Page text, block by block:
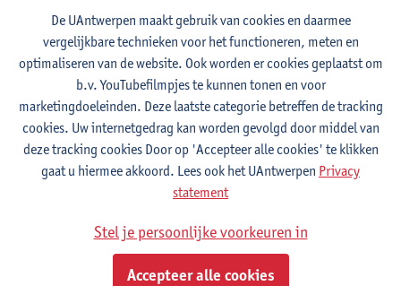
2E SEM
studiepunten
Lesgever(s):
Katrien Maldoy Konrad Rudnicki
Journalistiek en crossmedialiteit
1E SEM
studiepunten
Lesgever(s):
Steve Paulussen
Interne Communicatie
1E SEM
6studiepunten
Charlotte De Backer
Keuzevakken cluster opleidings- en onderwijswetenschappen
Leren op de werkplek
De UAntwerpen maakt gebruik van cookies en daarmee
vergelijkbare technieken voor het functioneren, meten en
optimaliseren van de website. Ook worden er cookies geplaatst om
b.v. YouTubefilmpjes te kunnen tonen en voor
marketingdoeleinden. Deze laatste categorie betreffen de tracking
cookies. Uw internetgedrag kan worden gevolgd door middel van
deze tracking cookies Door op 'Accepteer alle cookies' te klikken
gaat u hiermee akkoord. Lees ook het UAntwerpen Privacy
statement
Stel je persoonlijke voorkeuren in
Accepteer alle cookies